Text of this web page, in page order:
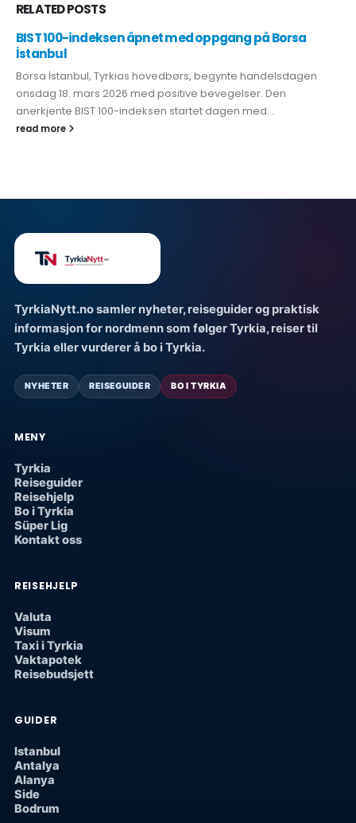
RELATEDPOSTS
BIST 100-indeksen åpnet med oppgang på Borsa
İstanbul
Borsa İstanbul, Tyrkias hovedbørs, begynte handelsdagen
onsdag 18. mars 2026 med positive bevegelser. Den
anerkjente BIST 100-indeksen startet dagen med...
read more
TyrkiaNytt.no samler nyheter, reiseguider og praktisk
informasjon for nordmenn som følger Tyrkia, reiser til
Tyrkia eller vurderer å bo i Tyrkia.
NYHETER REISEGUIDER BO I TYRKIA
MENY
Tyrkia
Reiseguider
Reisehjelp
Bo i Tyrkia
Süper Lig
Kontakt oss
REISEHJELP
Valuta
Visum
Taxi i Tyrkia
Vaktapotek
Reisebudsjett
GUIDER
Istanbul
Antalya
Alanya
Side
Bodrum